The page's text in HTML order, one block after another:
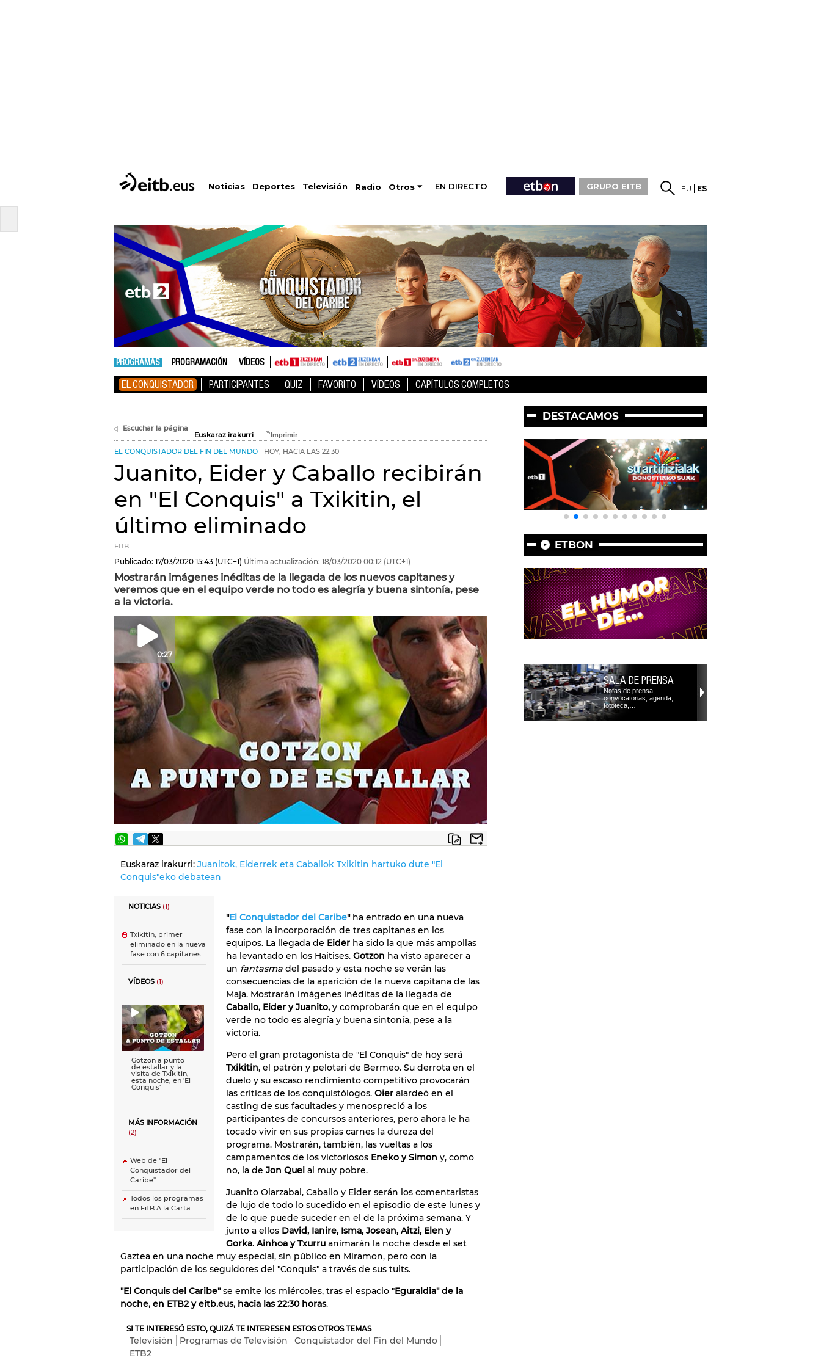
Noticias Deportes Televisión Radio Otros EN DIRECTO GRUPO EITB EU ES
PROGRAMAS PROGRAMACIÓN VÍDEOS
EL CONQUISTADOR PARTICIPANTES QUIZ FAVORITO VÍDEOS CAPÍTULOS COMPLETOS
Escuchar la página
Euskaraz irakurri
EL CONQUISTADOR DEL FIN DEL MUNDO HOY, HACIA LAS 22:30
Juanito, Eider y Caballo recibirán
en "El Conquis" a Txikitin, el
último eliminado
EITB
Publicado: 17/03/2020 15:43 (UTC+1) Última actualización: 18/03/2020 00:12 (UTC+1)
Mostrarán imágenes inéditas de la llegada de los nuevos capitanes y
veremos que en el equipo verde no todo es alegría y buena sintonía, pese
a la victoria.
0:27
Euskaraz irakurri: Juanitok, Eiderrek eta Caballok Txikitin hartuko dute "El
Conquis"eko debatean
NOTICIAS (1)
Txikitin, primer
eliminado en la nueva
fase con 6 capitanes
VÍDEOS (1)
Gotzon a punto
de estallar y la
visita de Txikitin,
esta noche, en 'El
Conquis'
MÁS INFORMACIÓN
(2)
Web de ''El
Conquistador del
Caribe''
Todos los programas
en EiTB A la Carta
"El Conquistador del Caribe"ha entrado en una nueva
fase con la incorporación de tres capitanes en los
equipos. La llegada de Eider ha sido la que más ampollas
ha levantado en los Haitises. Gotzon ha visto aparecer a
un fantasma del pasado y esta noche se verán las
consecuencias de la aparición de la nueva capitana de las
Maja. Mostrarán imágenes inéditas de la llegada de
Caballo, Eider y Juanito, y comprobarán que en el equipo
verde no todo es alegría y buena sintonía, pese a la
victoria.
Pero el gran protagonista de "El Conquis" de hoy será
Txikitin, el patrón y pelotari de Bermeo. Su derrota en el
duelo y su escaso rendimiento competitivo provocarán
las críticas de los conquistólogos. Oier alardeó en el
casting de sus facultades y menospreció a los
participantes de concursos anteriores, pero ahora le ha
tocado vivir en sus propias carnes la dureza del
programa. Mostrarán, también, las vueltas a los
campamentos de los victoriosos Eneko y Simon y, como
no, la de Jon Quel al muy pobre.
Juanito Oiarzabal, Caballo y Eider serán los comentaristas
de lujo de todo lo sucedido en el episodio de este lunes y
de lo que puede suceder en el de la próxima semana. Y
junto a ellos David, Ianire, Isma, Josean, Aitzi, Elen y
Gorka. Ainhoa y Txurru animarán la noche desde el set
Gaztea en una noche muy especial, sin público en Miramon, pero con la
participación de los seguidores del "Conquis" a través de sus tuits.
"El Conquis del Caribe"se emite los miércoles, tras el espacio "Eguraldia" de la
noche, en ETB2 y eitb.eus, hacia las 22:30 horas.
SI TE INTERESÓ ESTO, QUIZÁ TE INTERESEN ESTOS OTROS TEMAS
Televisión Programas de Televisión
Conquistador del Fin del Mundo
ETB2
DESTACAMOS
ETBON
SALA DE PRENSA
Notas de prensa,
convocatorias, agenda,
fototeca,…